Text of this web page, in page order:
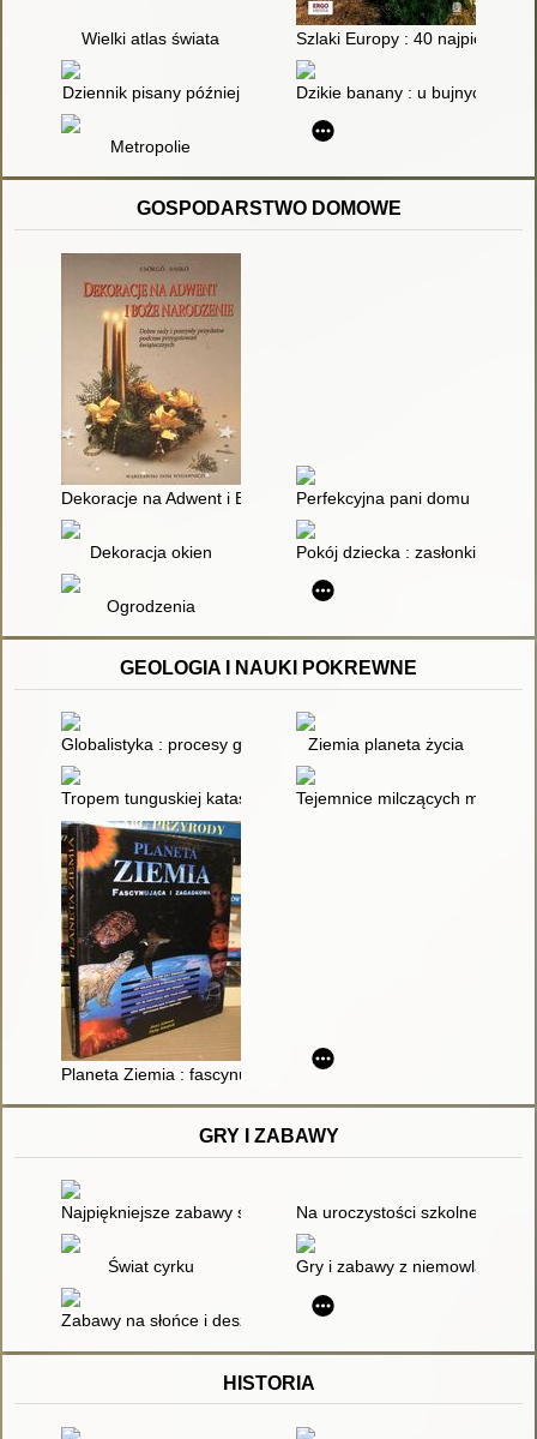
Wielki atlas świata Szlaki Europy : 40
Dziennik pisany później Dzikie banany : u bujnych
Metropolie
GOSPODARSTWO DOMOWE
Dekoracje na Adwent i Boże Narodzenie : dobre rady i
Perfekcyjna pani domu
Dekoracja okien Pokój dziecka : zasłonki,
Ogrodzenia
GEOLOGIA I NAUKI POKREWNE
Globalistyka : procesy globalne i ich lokalne konsekwencje
Ziemia planeta życia
Tropem tunguskiej katastrofy Tejemnice milczących miliardów
Planeta Ziemia : fascynująca i zagadkowa
GRY I ZABAWY
Najpiękniejsze zabawy świata dla dzieci : doNa uroczystości szkolne :
Świat cyrku Gry i zabawy z niemowlakami
Zabawy na słońce i deszcz
HISTORIA